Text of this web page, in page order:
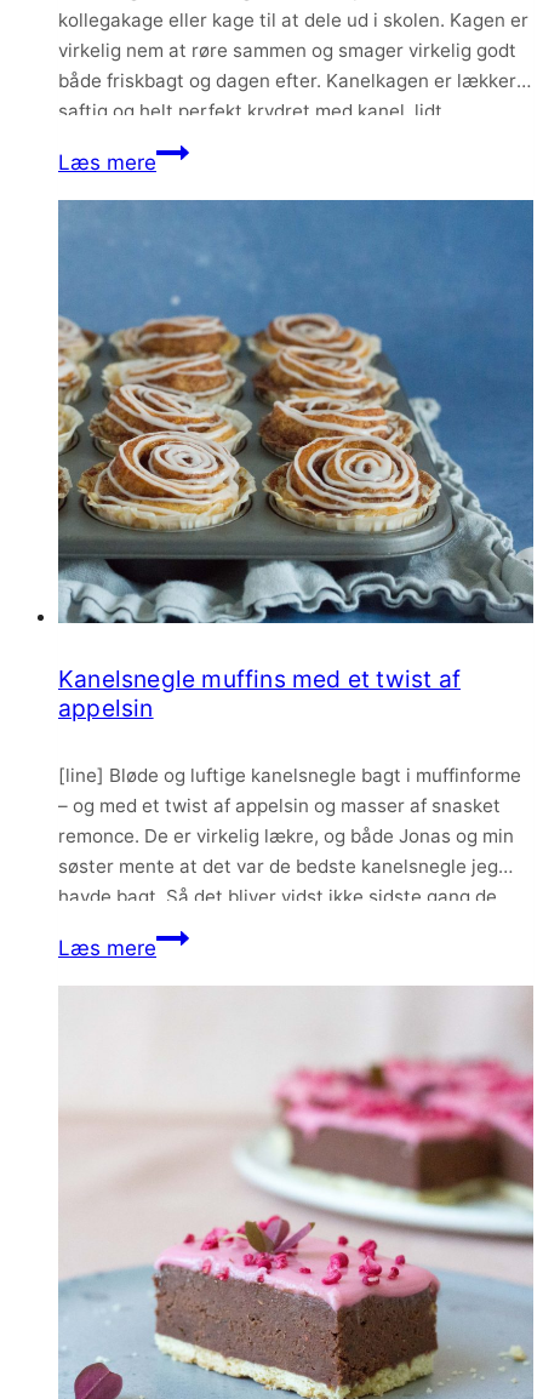
kollegakage eller kage til at dele ud i skolen. Kagen er
virkelig nem at røre sammen og smager virkelig godt
både friskbagt og dagen efter. Kanelkagen er lækker
saftig og helt perfekt krydret med kanel, lidt
kardemomme og en skøn kaffeglasur på toppen.
Læs mereKanelkage
Kanelsnegle muffins med et twist af
appelsin
[line] Bløde og luftige kanelsnegle bagt i muffinforme
– og med et twist af appelsin og masser af snasket
remonce. De er virkelig lækre, og både Jonas og min
søster mente at det var de bedste kanelsnegle jeg
havde bagt. Så det bliver vidst ikke sidste gang de
skal bages. Appelsinskallen i dejen gør at…
Læs mereKanelsnegle